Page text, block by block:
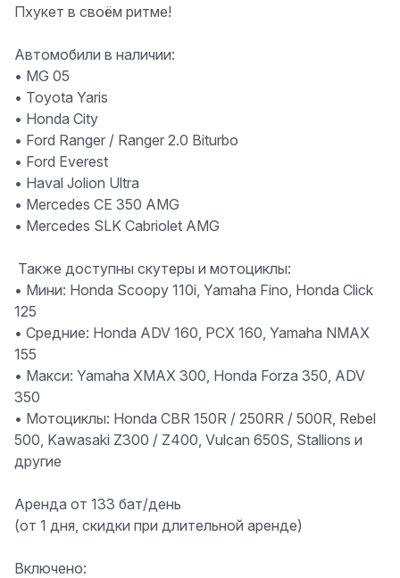
Пхукет в своём ритме!
Автомобили в наличии:
• MG 05
• Toyota Yaris
• Honda City
• Ford Ranger / Ranger 2.0 Biturbo
• Ford Everest
• Haval Jolion Ultra
• Mercedes CE 350 AMG
• Mercedes SLK Cabriolet AMG
️ Также доступны скутеры и мотоциклы:
• Мини: Honda Scoopy 110i, Yamaha Fino, Honda Click
125
• Средние: Honda ADV 160, PCX 160, Yamaha NMAX
155
• Макси: Yamaha XMAX 300, Honda Forza 350, ADV
350
• Мотоциклы: Honda CBR 150R / 250RR / 500R, Rebel
500, Kawasaki Z300 / Z400, Vulcan 650S, Stallions и
другие
Аренда от 133 бат/день
(от 1 дня, скидки при длительной аренде)
Включено: